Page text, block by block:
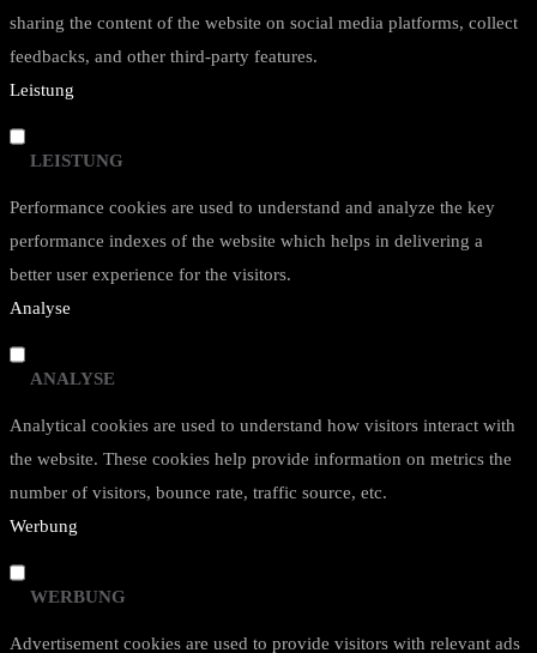
sharing the content of the website on social media platforms, collect
feedbacks, and other third-party features.
Leistung
LEISTUNG
Performance cookies are used to understand and analyze the key
performance indexes of the website which helps in delivering a
better user experience for the visitors.
Analyse
ANALYSE
Analytical cookies are used to understand how visitors interact with
the website. These cookies help provide information on metrics the
number of visitors, bounce rate, traffic source, etc.
Werbung
WERBUNG
Advertisement cookies are used to provide visitors with relevant ads